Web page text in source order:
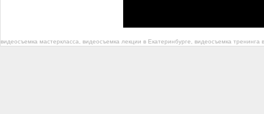
видеосъемка мастеркласса, видеосъемка лекции в Екатеринбурге, видеосъемка тренинга